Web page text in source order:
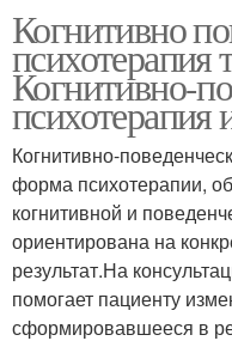
Когнитивно
психотерапия
Когнитивно-
психотерапия
Когнитивно-
форма психотерапии,
когнитивной и
ориентирована на
результат.На
помогает пациенту
сформировавшееся в